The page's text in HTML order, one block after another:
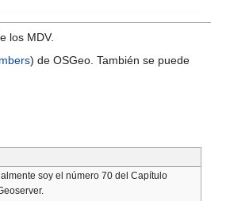
los MDV.
) de OSGeo. También se puede
soy el número 70 del Capítulo